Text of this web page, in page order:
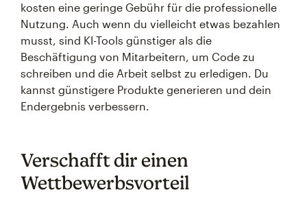
kosten eine geringe Gebühr für die professionelle
Nutzung. Auch wenn du vielleicht etwas bezahlen
musst, sind KI-Tools günstiger als die
Beschäftigung von Mitarbeitern, um Code zu
schreiben und die Arbeit selbst zu erledigen. Du
kannst günstigere Produkte generieren und dein
Endergebnis verbessern.
Verschafft dir einen
Wettbewerbsvorteil